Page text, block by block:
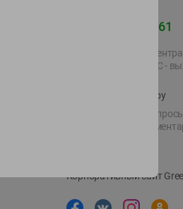
+375 44 560-60-61
Время работы Call-
09.00 до 17.00, СБ, ВС -
shop@green-market.by
Пишите нам свои
предложения и
Корпоративный сайт